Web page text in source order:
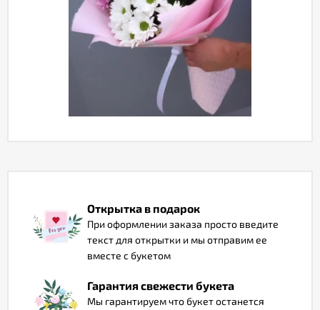
Открытка в подарок
При оформлении заказа просто введите
текст для открытки и мы отправим ее
вместе с букетом
Гарантия свежести букета
Мы гарантируем что букет останется